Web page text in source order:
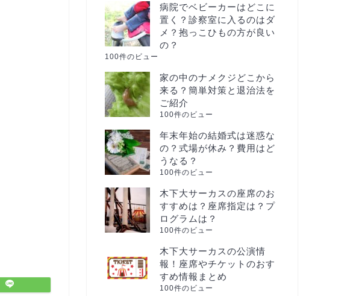
病院でベビーカーはどこに
置く？診察室に入るのはダ
メ？抱っこひもの方が良い
の？
100件のビュー
家の中のナメクジどこから
来る？簡単対策と退治法を
ご紹介
100件のビュー
年末年始の結婚式は迷惑な
の？式場が休み？費用はど
うなる？
100件のビュー
木下大サーカスの座席のお
すすめは？座席指定は？プ
ログラムは？
100件のビュー
木下大サーカスの公演情
報！座席やチケットのおす
すめ情報まとめ
100件のビュー